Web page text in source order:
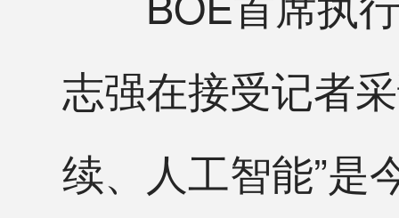
志强在接受记者
续、人工智能”是